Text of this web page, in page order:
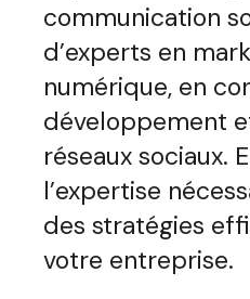
communication
d’experts en
numérique, en
développement
réseaux sociaux.
l’expertise
des stratégies
votre entreprise.